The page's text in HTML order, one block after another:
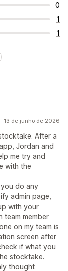
0
1
1
13 de junho de 2026
After a
Jordan and
me try and
with the
you do any
admin page,
with your
team member
on my team is
screen after
if what you
stocktake.
thought